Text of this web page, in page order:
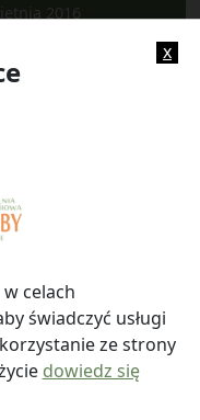
2016
x
celach
świadczyć usługi
ze strony
dowiedz się